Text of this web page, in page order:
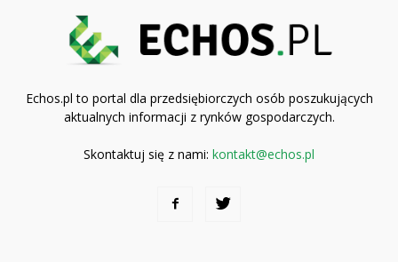
Echos.pl to portal dla przedsiębiorczych osób poszukujących
aktualnych informacji z rynków gospodarczych.
Skontaktuj się z nami: kontakt@echos.pl